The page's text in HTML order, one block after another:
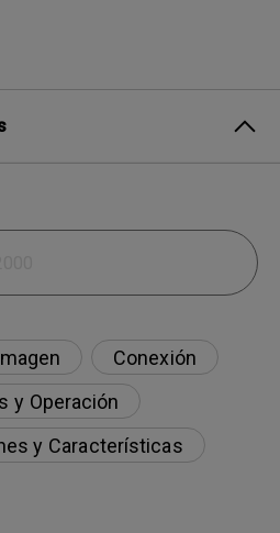
Conexión
y Operación
y Características